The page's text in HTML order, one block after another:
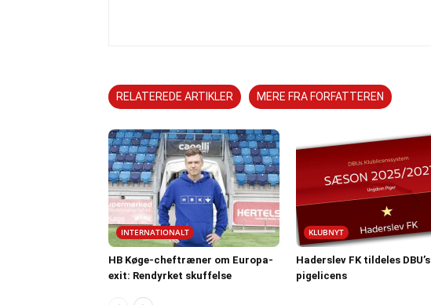
RELATEREDE ARTIKLER MERE FRA FORFATTEREN
INTERNATIONALT
HB Køge-cheftræner om Europa-
exit: Rendyrket skuffelse
KLUBNYT
Haderslev FK tildeles DBU’s
pigelicens